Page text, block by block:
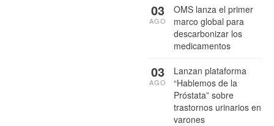
OMS lanza el primer
marco global para
descarbonizar los
medicamentos
03
AGO
Lanzan plataforma
“Hablemos de la
Próstata” sobre
trastornos urinarios en
varones
03
AGO